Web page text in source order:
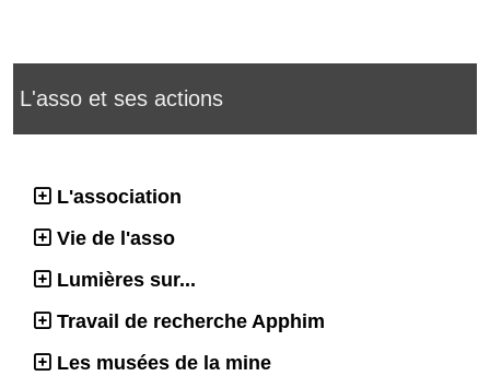
L'asso et ses actions
L'association
Vie de l'asso
Lumières sur...
Travail de recherche Apphim
Les musées de la mine